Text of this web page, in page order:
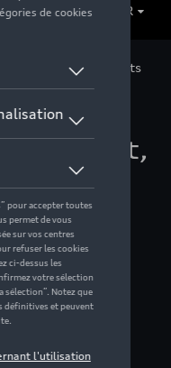
FR
> Vêtements
Sport,